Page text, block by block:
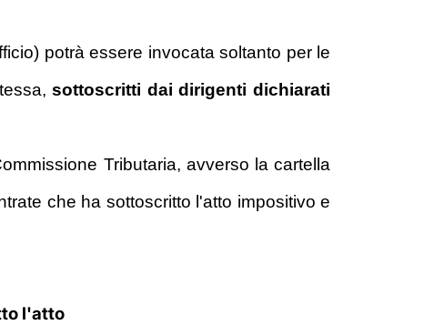
potrà essere invocata soltanto per le
sottoscritti dai dirigenti dichiarati
Tributaria, avverso la cartella
che ha sottoscritto l'atto impositivo e
l'atto